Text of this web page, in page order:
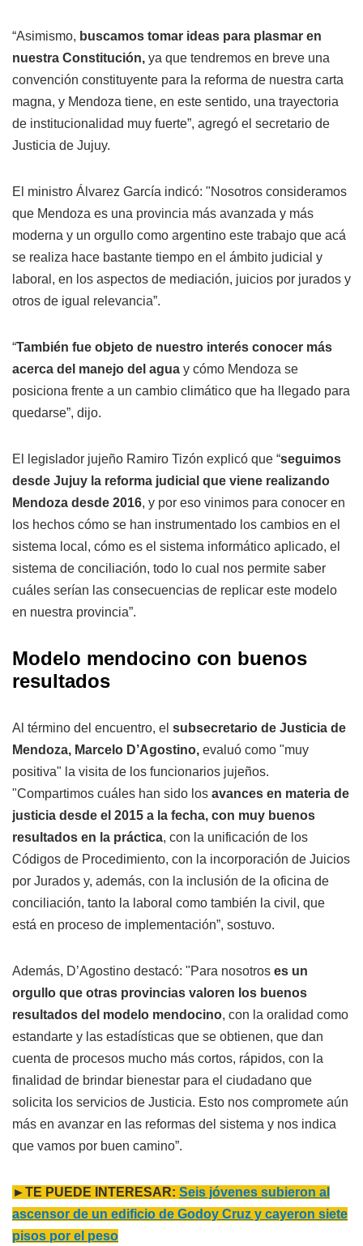
“Asimismo, buscamos tomar ideas para plasmar en
nuestra Constitución, ya que tendremos en breve una
convención constituyente para la reforma de nuestra carta
magna, y Mendoza tiene, en este sentido, una trayectoria
de institucionalidad muy fuerte”, agregó el secretario de
Justicia de Jujuy.
El ministro Álvarez García indicó: "Nosotros consideramos
que Mendoza es una provincia más avanzada y más
moderna y un orgullo como argentino este trabajo que acá
se realiza hace bastante tiempo en el ámbito judicial y
laboral, en los aspectos de mediación, juicios por jurados y
otros de igual relevancia”.
“También fue objeto de nuestro interés conocer más
acerca del manejo del agua y cómo Mendoza se
posiciona frente a un cambio climático que ha llegado para
quedarse”, dijo.
El legislador jujeño Ramiro Tizón explicó que “seguimos
desde Jujuy la reforma judicial que viene realizando
Mendoza desde 2016, y por eso vinimos para conocer en
los hechos cómo se han instrumentado los cambios en el
sistema local, cómo es el sistema informático aplicado, el
sistema de conciliación, todo lo cual nos permite saber
cuáles serían las consecuencias de replicar este modelo
en nuestra provincia”.
Modelo mendocino con buenos
resultados
Al término del encuentro, el subsecretario de Justicia de
Mendoza, Marcelo D’Agostino, evaluó como "muy
positiva" la visita de los funcionarios jujeños.
"Compartimos cuáles han sido los avances en materia de
justicia desde el 2015 a la fecha, con muy buenos
resultados en la práctica, con la unificación de los
Códigos de Procedimiento, con la incorporación de Juicios
por Jurados y, además, con la inclusión de la oficina de
conciliación, tanto la laboral como también la civil, que
está en proceso de implementación”, sostuvo.
Además, D’Agostino destacó: "Para nosotros es un
orgullo que otras provincias valoren los buenos
resultados del modelo mendocino, con la oralidad como
estandarte y las estadísticas que se obtienen, que dan
cuenta de procesos mucho más cortos, rápidos, con la
finalidad de brindar bienestar para el ciudadano que
solicita los servicios de Justicia. Esto nos compromete aún
más en avanzar en las reformas del sistema y nos indica
que vamos por buen camino”.
►TE PUEDE INTERESAR: Seis jóvenes subieron al
ascensor de un edificio de Godoy Cruz y cayeron siete
pisos por el peso